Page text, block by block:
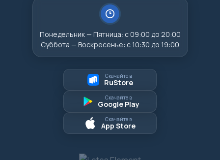
Понедельник — Пятница: с 09:00 до 20:00
Суббота — Воскресенье: с 10:30 до 19:00
Скачайте в
RuStore
Скачайте в
Google Play
Скачайте в
App Store